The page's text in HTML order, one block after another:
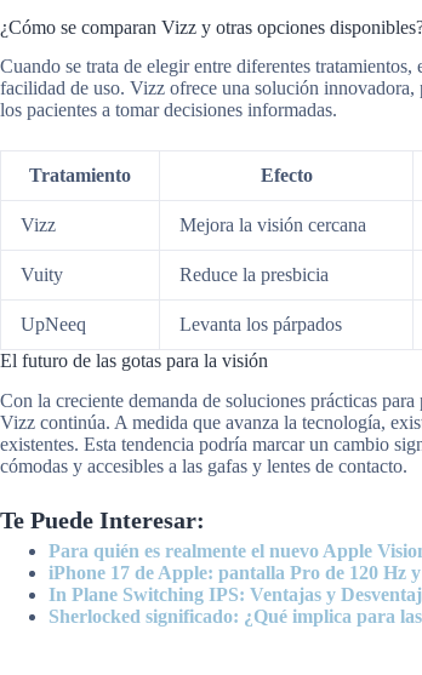
¿Cómo se comparan Vizz y otras opciones
Cuando se trata de elegir entre diferentes
facilidad de uso. Vizz ofrece una solución innovadora,
los pacientes a tomar decisiones informadas.
Tratamiento Efecto
Vizz Mejora la visión cercana
Vuity Reduce la presbicia
UpNeeq Levanta los párpados
El futuro de las gotas para la visión
Con la creciente demanda de soluciones prácticas
Vizz continúa. A medida que avanza la tecnología,
existentes. Esta tendencia podría marcar un cambio
cómodas y accesibles a las gafas y lentes de contacto.
Te Puede Interesar:
Para quién es realmente el nuevo Apple
iPhone 17 de Apple: pantalla Pro de 120 Hz
In Plane Switching IPS: Ventajas y
Sherlocked significado: ¿Qué implica para